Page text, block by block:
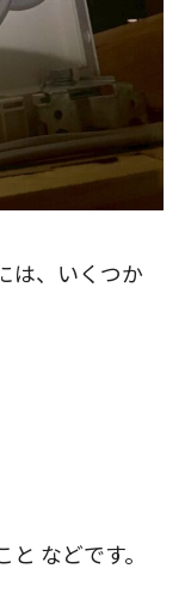
は、いくつか
などです。